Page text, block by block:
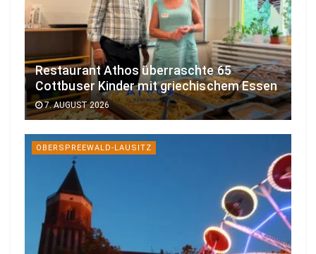
Restaurant Athos überraschte 65
Cottbuser Kinder mit griechischem Essen
7. AUGUST 2026
OBERSPREEWALD-LAUSITZ